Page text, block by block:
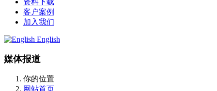
资料下载
客户案例
加入我们
English
媒体报道
你的位置
网站首页